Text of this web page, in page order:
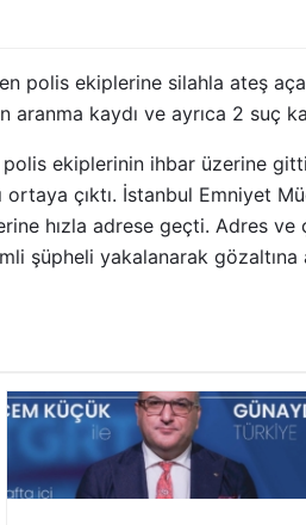
polis ekiplerine silahla ateş
aranma kaydı ve ayrıca 2 suç
polis ekiplerinin ihbar üzerine
ortaya çıktı. İstanbul Emniyet
hızla adrese geçti. Adres
şüpheli yakalanarak gözaltına